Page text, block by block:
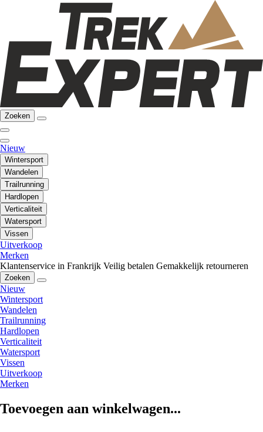
Zoeken
Nieuw
Wintersport
Wandelen
Trailrunning
Hardlopen
Verticaliteit
Watersport
Vissen
Uitverkoop
Merken
Klantenservice in Frankrijk Veilig betalen Gemakkelijk retourneren
Zoeken
Nieuw
Wintersport
Wandelen
Trailrunning
Hardlopen
Verticaliteit
Watersport
Vissen
Uitverkoop
Merken
Toevoegen aan winkelwagen...